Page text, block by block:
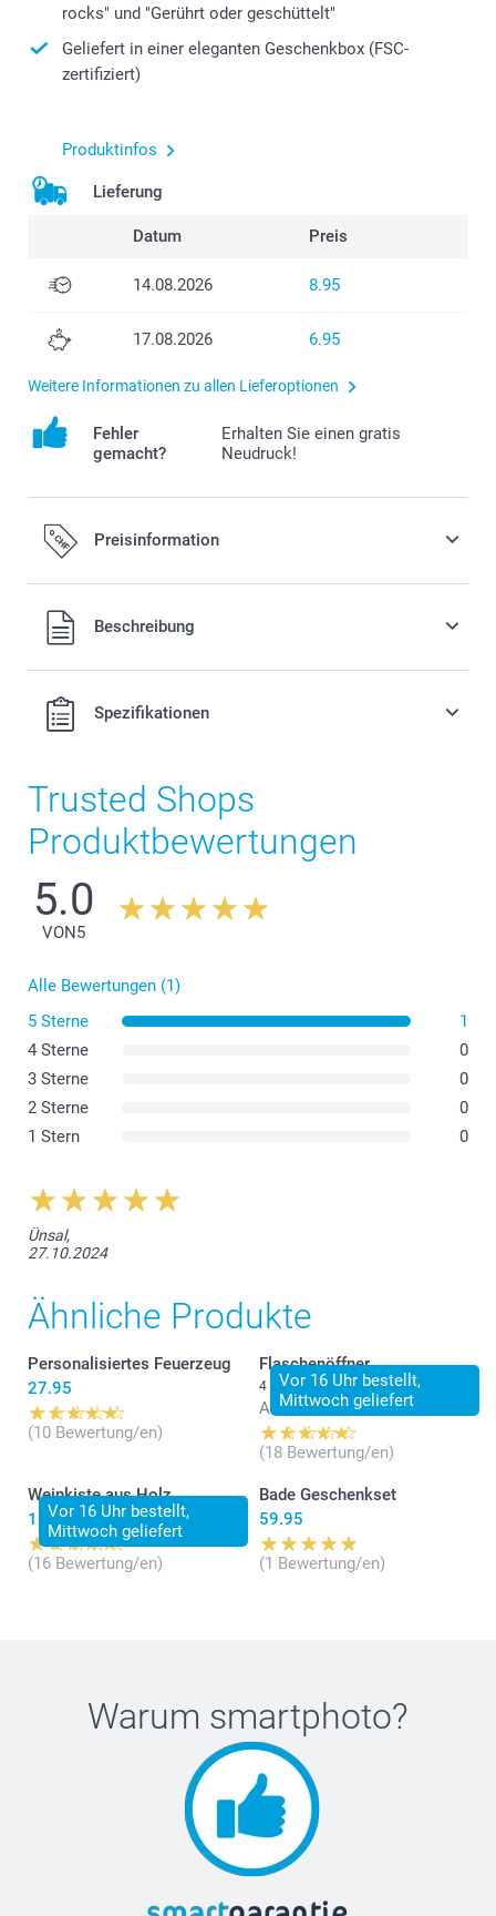
rocks" und "Gerührt oder geschüttelt"
Geliefert in einer eleganten Geschenkbox (FSC-
zertifiziert)
Produktinfos
Lieferung
Datum Preis
14.08.2026 8.95
17.08.2026 6.95
Weitere Informationen zu allen Lieferoptionen
Fehler
gemacht?
Erhalten Sie einen gratis
Neudruck!
Preisinformation
Alle Preise verstehen sich in Schweizer Franken (CHF) inkl.
MwSt. und zzgl. Versandkosten.
Beschreibung
Spezifikationen
Trusted Shops
Produktbewertungen
5.0
VON5
Alle Bewertungen (1)
5 Sterne
1
4 Sterne
0
3 Sterne
0
2 Sterne
0
1 Stern
0
Ünsal,
27.10.2024
Ähnliche Produkte
Personalisiertes Feuerzeug
27.95
(10 Bewertung/en)
Vor 16 Uhr bestellt,
Mittwoch geliefert
Flaschenöffner
4 Varianten
Ab 11.95
(18 Bewertung/en)
Vor 16 Uhr bestellt,
Mittwoch geliefert
Weinkiste aus Holz
16.95
(16 Bewertung/en)
Bade Geschenkset
59.95
(1 Bewertung/en)
Warum smartphoto?